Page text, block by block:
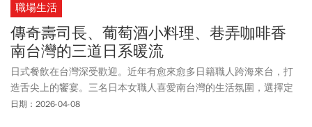
職場生活
傳奇壽司長、葡萄酒小料理、巷弄咖啡香
南台灣的三道日系暖流
日式餐飲在台灣深受歡迎。近年有愈來愈多日籍職人跨海來台，打
造舌尖上的饗宴。三名日本女職人喜愛南台灣的生活氛圍，選擇定
居於此。她們憑藉敏銳的味蕾與專業證照，在親手打造的空間中盡
日期：2026-04-08